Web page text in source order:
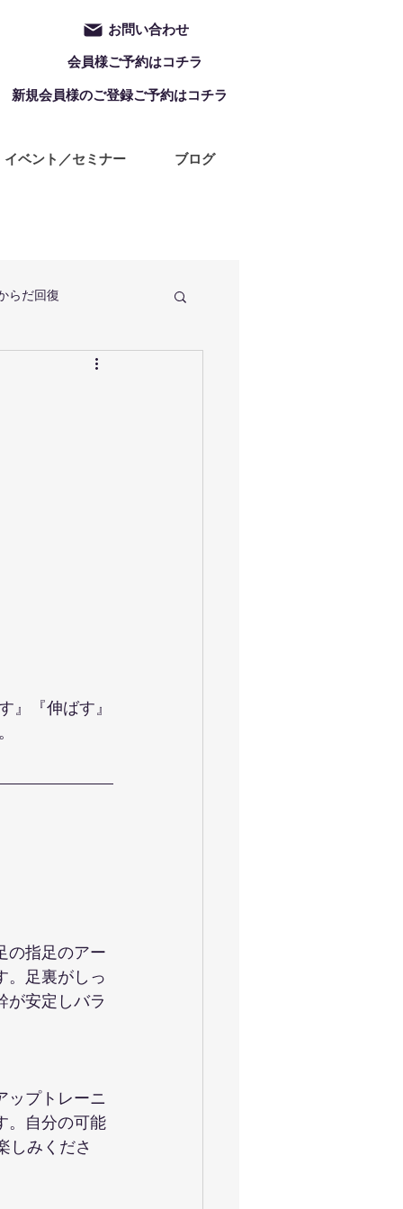
お問い合わせ
会員様ご予約はコチラ
新規会員様のご登録ご予約はコチラ
イベント／セミナー ブログ
らだ回復
ZUMBA
』『伸ばす』
の指足のアー
。足裏がしっ
が安定しバラ
ップトレーニ
。自分の可能
しみくださ